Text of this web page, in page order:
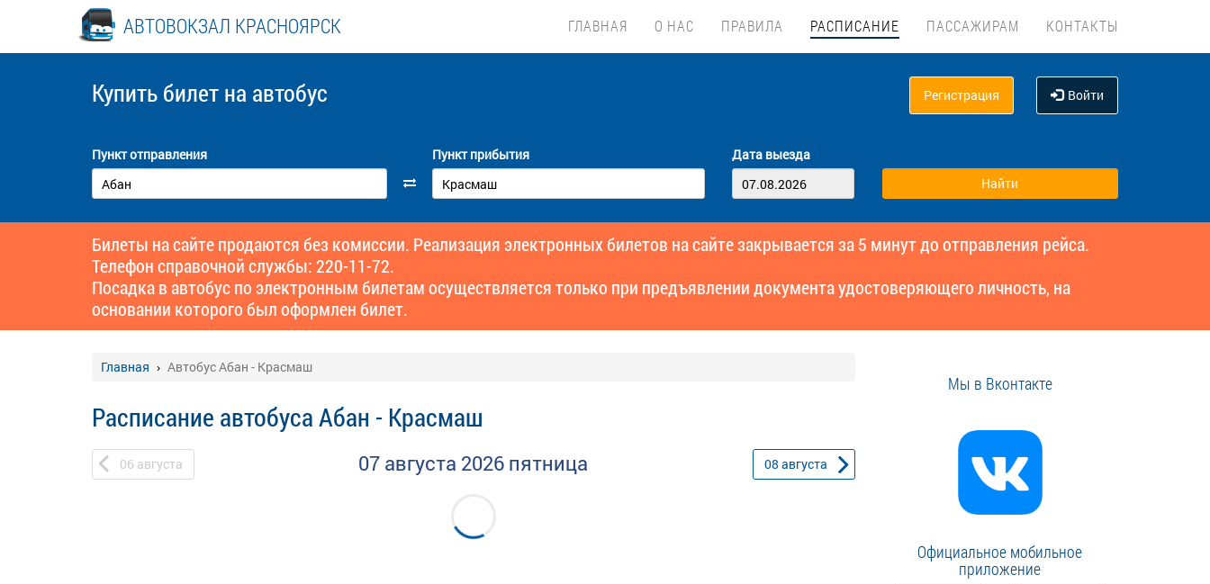
АВТОВОКЗАЛ КРАСНОЯРСК ГЛАВНАЯ О НАС ПРАВИЛА РАСПИСАНИЕ ПАССАЖИРАМ КОНТАКТЫ
Купить билет на автобус Регистрация Войти
Пункт отправления Пункт прибытия Дата выезда
Билеты на сайте продаются без комиссии. Реализация электронных билетов на сайте закрывается за 5 минут до отправления рейса.
Телефон справочной службы: 220-11-72.
Посадка в автобус по электронным билетам осуществляется только при предъявлении документа удостоверяющего личность, на
основании которого был оформлен билет.
Главная Автобус Абан - Красмаш
Расписание автобуса Абан - Красмаш
06 августа 07 августа 2026 пятница 08 августа
Мы в Вконтакте
Официальное мобильное
приложение